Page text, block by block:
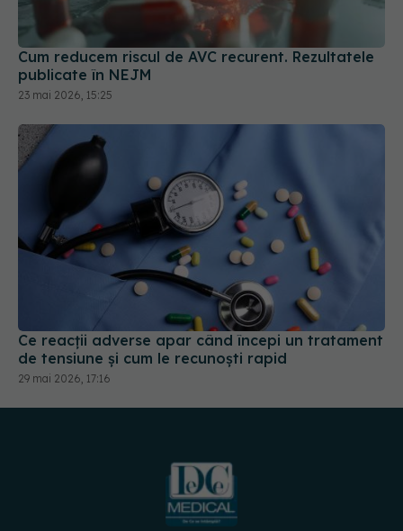
Cum reducem riscul de AVC recurent. Rezultatele
publicate în NEJM
23 mai 2026, 15:25
Ce reacții adverse apar când începi un tratament
de tensiune și cum le recunoști rapid
29 mai 2026, 17:16